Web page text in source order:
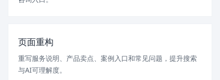
页面重构
重写服务说明、产品卖点、案例入口和常见问题，提升搜索
与AI可理解度。